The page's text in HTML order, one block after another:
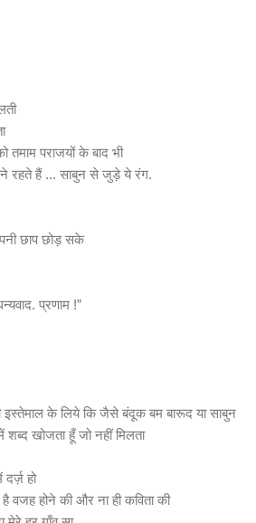
तमाम पराजयों के बाद भी
रहते हैं ... साबुन से जुड़े ये रंग.
छाप छोड़ सके
प्रणाम !”
इस्तेमाल के लिये कि जैसे बंदूक बम बारूद या साबुन
खोजता हूँ जो नहीं मिलता
हो
वजह होने की और ना ही कविता की